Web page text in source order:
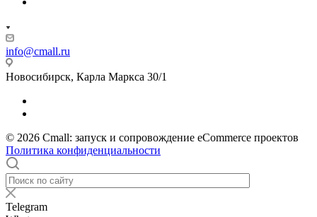
info@cmall.ru
Новосибирск, Карла Маркса 30/1
© 2026 Cmall: запуск и сопровождение eCommerce проектов
Политика конфиденциальности
Telegram